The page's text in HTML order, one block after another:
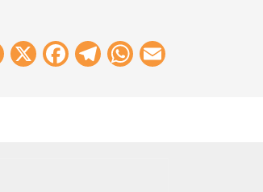
Share
X Facebook
Telegram
WhatsApp